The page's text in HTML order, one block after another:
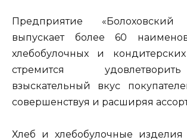
Предприятие «Болоховский
выпускает более 60
хлебобулочных и
стремится
взыскательный вкус
совершенствуя и расширяя
Хлеб и хлебобулочные изделия